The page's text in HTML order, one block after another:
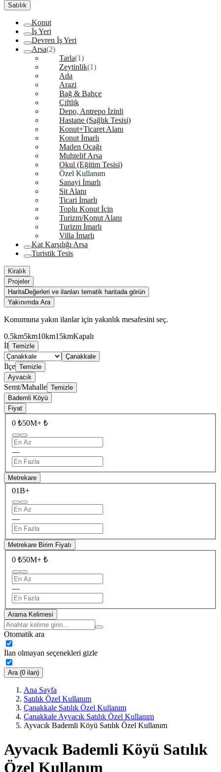
Satılık
Konut
İş Yeri
Devren İş Yeri
Arsa(2)
Tarla(1)
Zeytinlik(1)
Ada
Arazi
Bağ & Bahçe
Çiftlik
Depo, Antrepo İzinli
Hastane (Sağlık Tesisi)
Konut+Ticaret Alanı
Konut İmarlı
Maden Ocağı
Muhtelif Arsa
Okul (Eğitim Tesisi)
Özel Kullanım
Sanayi İmarlı
Sit Alanı
Ticari İmarlı
Toplu Konut İçin
Turizm/Konut Alanı
Turizm İmarlı
Villa İmarlı
Kat Karşılığı Arsa
Turistik Tesis
Kiralık
Projeler
HaritaDeğerleri ve ilanları tematik haritada görün
Yakınımda Ara
Konumuna yakın ilanlar için yakınlık mesafesini seç.
0.5km5km10km15kmKapalı
İl Temizle
Çanakkale
İlçe Temizle
Ayvacık
Semt/Mahalle Temizle
Bademli Köyü
Fiyat
0 ₺50M+ ₺
—
Metrekare
01B+
—
Metrekare Birim Fiyatı
0 ₺50M+ ₺
—
Arama Kelimesi
Otomatik ara
İlan olmayan seçenekleri gizle
Ara (0 ilan)
Ana Sayfa
Satılık Özel Kullanım
Çanakkale Satılık Özel Kullanım
Çanakkale Ayvacık Satılık Özel Kullanım
Ayvacık Bademli Köyü Satılık Özel Kullanım
Ayvacık Bademli Köyü Satılık
Özel Kullanım